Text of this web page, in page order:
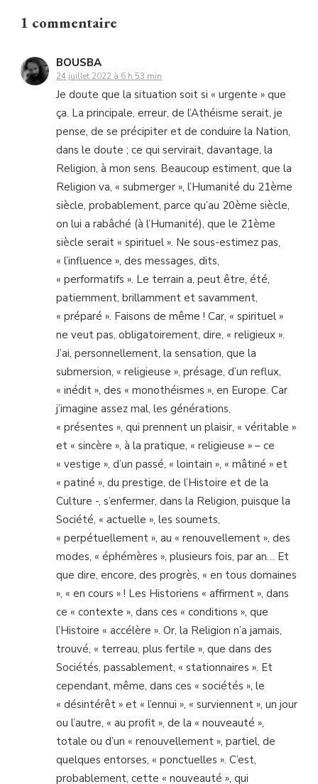
1 commentaire
BOUSBA
24 juillet 2022 à 6 h 53 min
Je doute que la situation soit si « urgente » que
ça. La principale, erreur, de l’Athéisme serait, je
pense, de se précipiter et de conduire la Nation,
dans le doute ; ce qui servirait, davantage, la
Religion, à mon sens. Beaucoup estiment, que la
Religion va, « submerger », l’Humanité du 21ème
siècle, probablement, parce qu’au 20ème siècle,
on lui a rabâché (à l’Humanité), que le 21ème
siècle serait « spirituel ». Ne sous-estimez pas,
« l’influence », des messages, dits,
« performatifs ». Le terrain a, peut être, été,
patiemment, brillamment et savamment,
« préparé ». Faisons de même ! Car, « spirituel »
ne veut pas, obligatoirement, dire, « religieux ».
J’ai, personnellement, la sensation, que la
submersion, « religieuse », présage, d’un reflux,
« inédit », des « monothéismes », en Europe. Car
j’imagine assez mal, les générations,
« présentes », qui prennent un plaisir, « véritable »
et « sincère », à la pratique, « religieuse » – ce
« vestige », d’un passé, « lointain », « mâtiné » et
« patiné », du prestige, de l’Histoire et de la
Culture -, s’enfermer, dans la Religion, puisque la
Société, « actuelle », les soumets,
« perpétuellement », au « renouvellement », des
modes, « éphémères », plusieurs fois, par an… Et
que dire, encore, des progrès, « en tous domaines
», « en cours » ! Les Historiens « affirment », dans
ce « contexte », dans ces « conditions », que
l’Histoire « accélère ». Or, la Religion n’a jamais,
trouvé, « terreau, plus fertile », que dans des
Sociétés, passablement, « stationnaires ». Et
cependant, même, dans ces « sociétés », le
« désintérêt » et « l’ennui », « surviennent », un jour
ou l’autre, « au profit », de la « nouveauté »,
totale ou d’un « renouvellement », partiel, de
quelques entorses, « ponctuelles ». C’est,
probablement, cette « nouveauté », qui